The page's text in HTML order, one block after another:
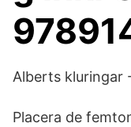
Alberts kluringar
Placera de